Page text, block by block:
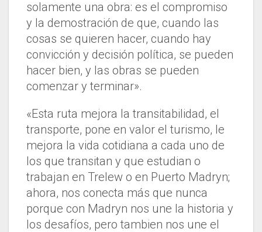
solamente una obra: es el compromiso
y la demostración de que, cuando las
cosas se quieren hacer, cuando hay
convicción y decisión política, se pueden
hacer bien, y las obras se pueden
comenzar y terminar».
«Esta ruta mejora la transitabilidad, el
transporte, pone en valor el turismo, le
mejora la vida cotidiana a cada uno de
los que transitan y que estudian o
trabajan en Trelew o en Puerto Madryn;
ahora, nos conecta más que nunca
porque con Madryn nos une la historia y
los desafíos, pero tambien nos une el